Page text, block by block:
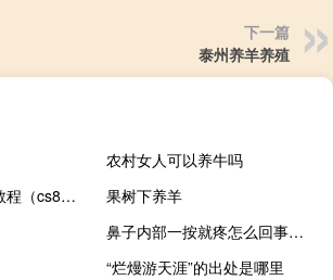
下一篇
泰州养羊养殖
农村女人可以养牛吗
cs8录屏软件使用教程（cs8怎么录视频教程）
果树下养羊
鼻子内部一按就疼怎么回事（鼻子内壁按就疼用什么药）
“烂熳游天涯”的出处是哪里